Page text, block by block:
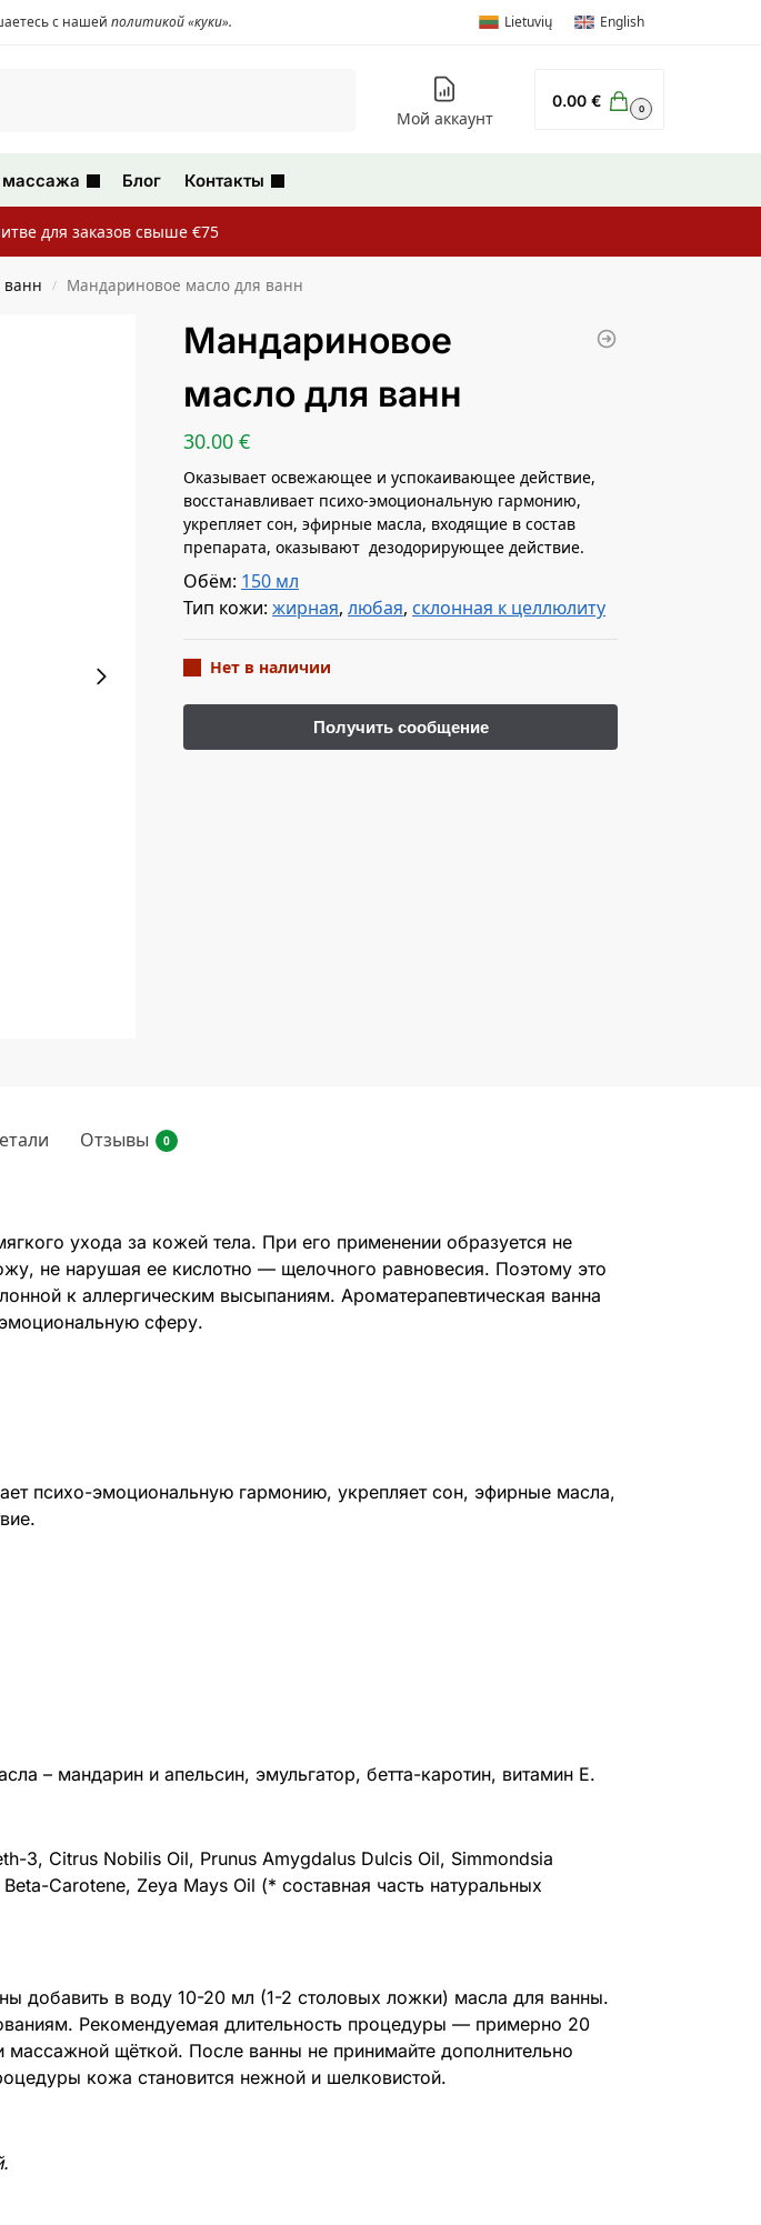
с нашей политикой «куки». Lietuvių English
Мой аккаунт
0.00 € 0
Блог Контакты
для заказов свыше €75
ванн / Мандариновое масло для ванн
Мандариновое
масло для ванн
30.00€
Оказывает освежающее и успокаивающее действие,
восстанавливает психо-эмоциональную гармонию,
укрепляет сон, эфирные масла, входящие в состав
препарата, оказывают дезодорирующее действие.
Обём: 150 мл
Тип кожи:жирная,любая, склонная к целлюлиту
Нет в наличии
Отзывы 0
ухода за кожей тела. При его применении образуется не
не нарушая ее кислотно — щелочного равновесия. Поэтому это
к аллергическим высыпаниям. Ароматерапевтическая ванна
сферу.
психо-эмоциональную гармонию, укрепляет сон, эфирные масла,
– мандарин и апельсин, эмульгатор, бетта-каротин, витамин Е.
3, Citrus Nobilis Oil, Prunus Amygdalus Dulcis Oil, Simmondsia
Carotene, Zeya Mays Oil (* составная часть натуральных
добавить в воду 10-20 мл (1-2 столовых ложки) масла для ванны.
Рекомендуемая длительность процедуры — примерно 20
щёткой. После ванны не принимайте дополнительно
кожа становится нежной и шелковистой.